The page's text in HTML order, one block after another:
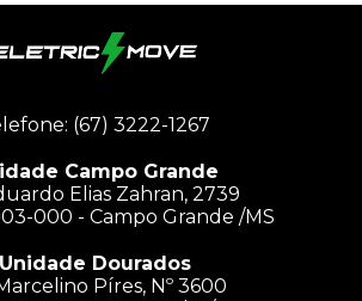
(67) 3222-1267
Campo Grande
Elias Zahran, 2739
000 - Campo Grande /MS
Unidade Dourados
Píres, Nº 3600